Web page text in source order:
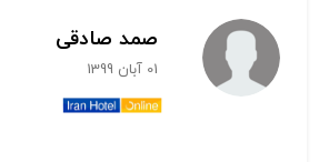
صمد صادقی
01 آبان 1399